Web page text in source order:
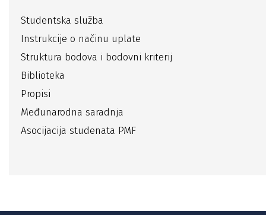
Studentska služba
Instrukcije o načinu uplate
Struktura bodova i bodovni kriterij
Biblioteka
Propisi
Međunarodna saradnja
Asocijacija studenata PMF